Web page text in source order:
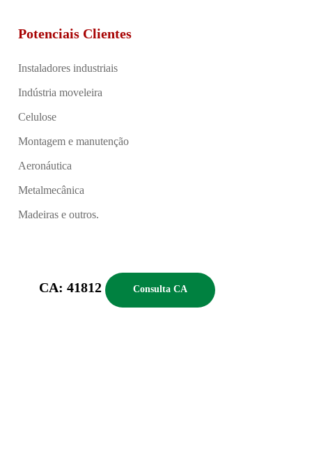
Potenciais Clientes
Instaladores industriais
Indústria moveleira
Celulose
Montagem e manutenção
Aeronáutica
Metalmecânica
Madeiras e outros.
CA: 41812 Consulta CA